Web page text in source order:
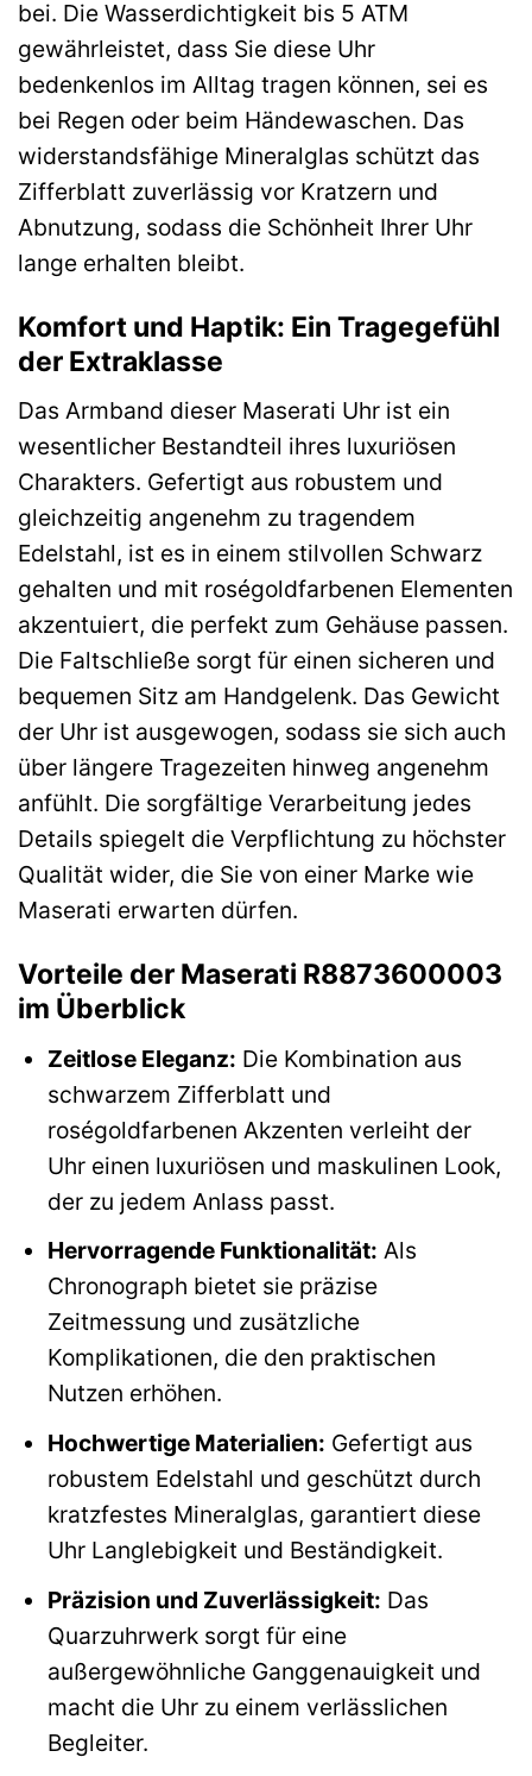
bei. Die Wasserdichtigkeit bis 5 ATM
gewährleistet, dass Sie diese Uhr
bedenkenlos im Alltag tragen können, sei es
bei Regen oder beim Händewaschen. Das
widerstandsfähige Mineralglas schützt das
Zifferblatt zuverlässig vor Kratzern und
Abnutzung, sodass die Schönheit Ihrer Uhr
lange erhalten bleibt.
Komfort und Haptik: Ein Tragegefühl
der Extraklasse
Das Armband dieser Maserati Uhr ist ein
wesentlicher Bestandteil ihres luxuriösen
Charakters. Gefertigt aus robustem und
gleichzeitig angenehm zu tragendem
Edelstahl, ist es in einem stilvollen Schwarz
gehalten und mit roségoldfarbenen Elementen
akzentuiert, die perfekt zum Gehäuse passen.
Die Faltschließe sorgt für einen sicheren und
bequemen Sitz am Handgelenk. Das Gewicht
der Uhr ist ausgewogen, sodass sie sich auch
über längere Tragezeiten hinweg angenehm
anfühlt. Die sorgfältige Verarbeitung jedes
Details spiegelt die Verpflichtung zu höchster
Qualität wider, die Sie von einer Marke wie
Maserati erwarten dürfen.
Vorteile der Maserati R8873600003
im Überblick
Zeitlose Eleganz: Die Kombination aus
schwarzem Zifferblatt und
roségoldfarbenen Akzenten verleiht der
Uhr einen luxuriösen und maskulinen Look,
der zu jedem Anlass passt.
Hervorragende Funktionalität: Als
Chronograph bietet sie präzise
Zeitmessung und zusätzliche
Komplikationen, die den praktischen
Nutzen erhöhen.
Hochwertige Materialien: Gefertigt aus
robustem Edelstahl und geschützt durch
kratzfestes Mineralglas, garantiert diese
Uhr Langlebigkeit und Beständigkeit.
Präzision und Zuverlässigkeit: Das
Quarzuhrwerk sorgt für eine
außergewöhnliche Ganggenauigkeit und
macht die Uhr zu einem verlässlichen
Begleiter.